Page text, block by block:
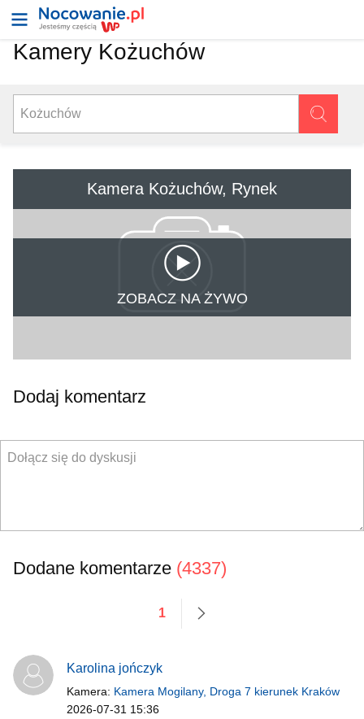
Kamery Kożuchów
Kamera Kożuchów, Rynek
ZOBACZ NA ŻYWO
Dodaj komentarz
Dodane komentarze (4337)
1
Karolina jończyk
Kamera: Kamera Mogilany, Droga 7 kierunek Kraków
2026-07-31 15:36